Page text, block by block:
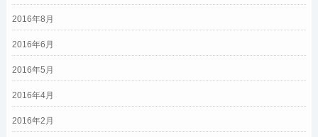
2016年8月
2016年6月
2016年5月
2016年4月
2016年2月